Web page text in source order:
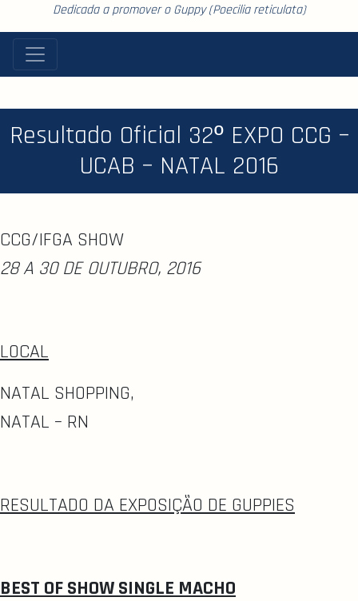
Dedicada a promover o Guppy (Poecilia reticulata)
Resultado Oficial 32º EXPO CCG –
UCAB – NATAL 2016
CCG/IFGA SHOW
28 A 30 DE OUTUBRO, 2016
LOCAL
NATAL SHOPPING,
NATAL – RN
RESULTADO DA EXPOSIÇÃO DE GUPPIES
BEST OF SHOW SINGLE MACHO